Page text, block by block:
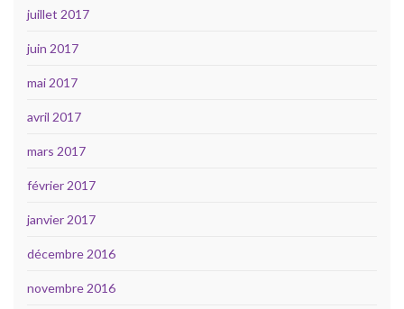
juillet 2017
juin 2017
mai 2017
avril 2017
mars 2017
février 2017
janvier 2017
décembre 2016
novembre 2016